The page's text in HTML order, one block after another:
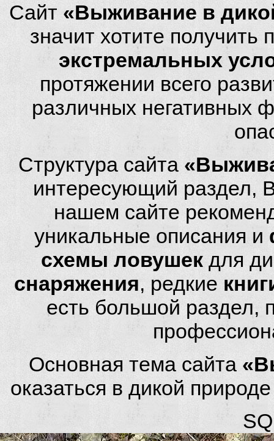
Сайт «Выживание в
значит хотите
экстремальных
протяжении всего
различных негативных
Структура сайта
интересующий раздел,
нашем сайте
уникальные описания и
схемы ловушек для
снаряжения, редкие
есть большой
Основная тема сайта
оказаться в дикой